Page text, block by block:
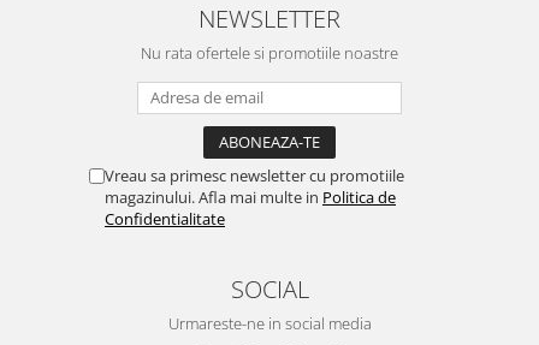
NEWSLETTER
Nu rata ofertele si promotiile noastre
Vreau sa primesc newsletter cu promotiile
magazinului. Afla mai multe in Politica de
Confidentialitate
SOCIAL
Urmareste-ne in social media